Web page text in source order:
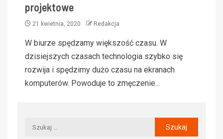
projektowe
21 kwietnia, 2020 Redakcja
W biurze spędzamy większość czasu. W
dzisiejszych czasach technologia szybko się
rozwija i spędzimy dużo czasu na ekranach
komputerów. Powoduje to zmęczenie...